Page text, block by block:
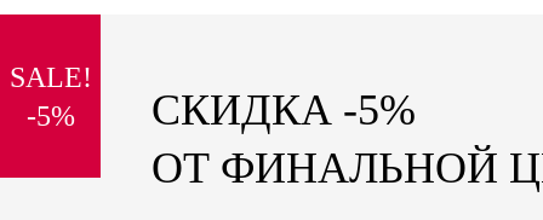
sale
надо брать
sale
SALE!
-5%
СКИДКА -5%
ОТ ФИНАЛЬНОЙ